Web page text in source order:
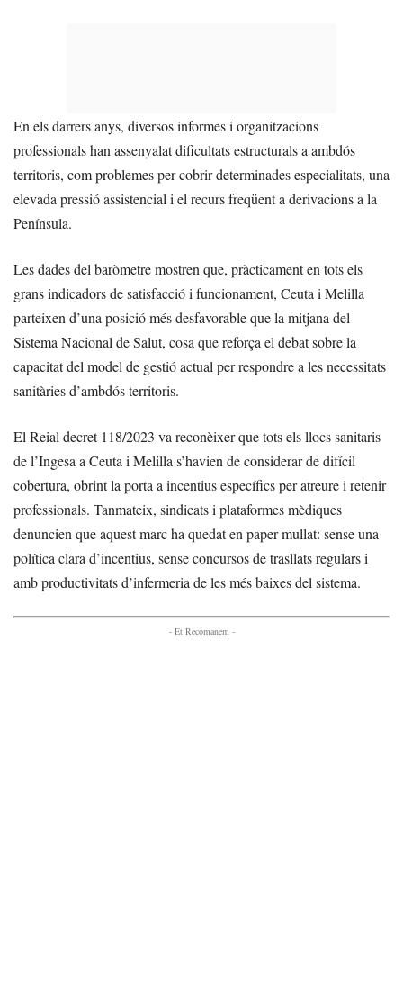
En els darrers anys, diversos informes i organitzacions
professionals han assenyalat dificultats estructurals a ambdós
territoris, com problemes per cobrir determinades especialitats, una
elevada pressió assistencial i el recurs freqüent a derivacions a la
Península.
Les dades del baròmetre mostren que, pràcticament en tots els
grans indicadors de satisfacció i funcionament, Ceuta i Melilla
parteixen d’una posició més desfavorable que la mitjana del
Sistema Nacional de Salut, cosa que reforça el debat sobre la
capacitat del model de gestió actual per respondre a les necessitats
sanitàries d’ambdós territoris.
El Reial decret 118/2023 va reconèixer que tots els llocs sanitaris
de l’Ingesa a Ceuta i Melilla s’havien de considerar de difícil
cobertura, obrint la porta a incentius específics per atreure i retenir
professionals. Tanmateix, sindicats i plataformes mèdiques
denuncien que aquest marc ha quedat en paper mullat: sense una
política clara d’incentius, sense concursos de trasllats regulars i
amb productivitats d’infermeria de les més baixes del sistema.
- Et Recomanem -